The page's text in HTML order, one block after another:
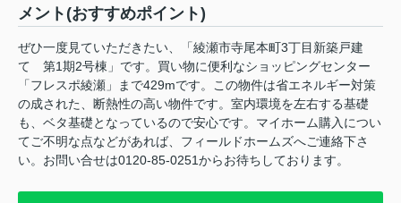
メント(おすすめポイント)
ぜひ一度見ていただきたい、「綾瀬市寺尾本町3丁目新築戸建
て 第1期2号棟」です。買い物に便利なショッピングセンター
「フレスポ綾瀬」まで429mです。この物件は省エネルギー対策
の成された、断熱性の高い物件です。室内環境を左右する基礎
も、ベタ基礎となっているので安心です。マイホーム購入につい
てご不明な点などがあれば、フィールドホームズへご連絡下さ
い。お問い合せは0120-85-0251からお待ちしております。